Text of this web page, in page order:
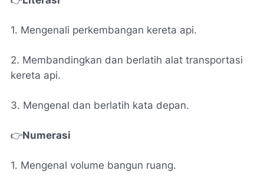
1. Mengenali perkembangan kereta api.
2. Membandingkan dan berlatih alat transportasi
kereta api.
3. Mengenal dan berlatih kata depan.
👉Numerasi
1. Mengenal volume bangun ruang.